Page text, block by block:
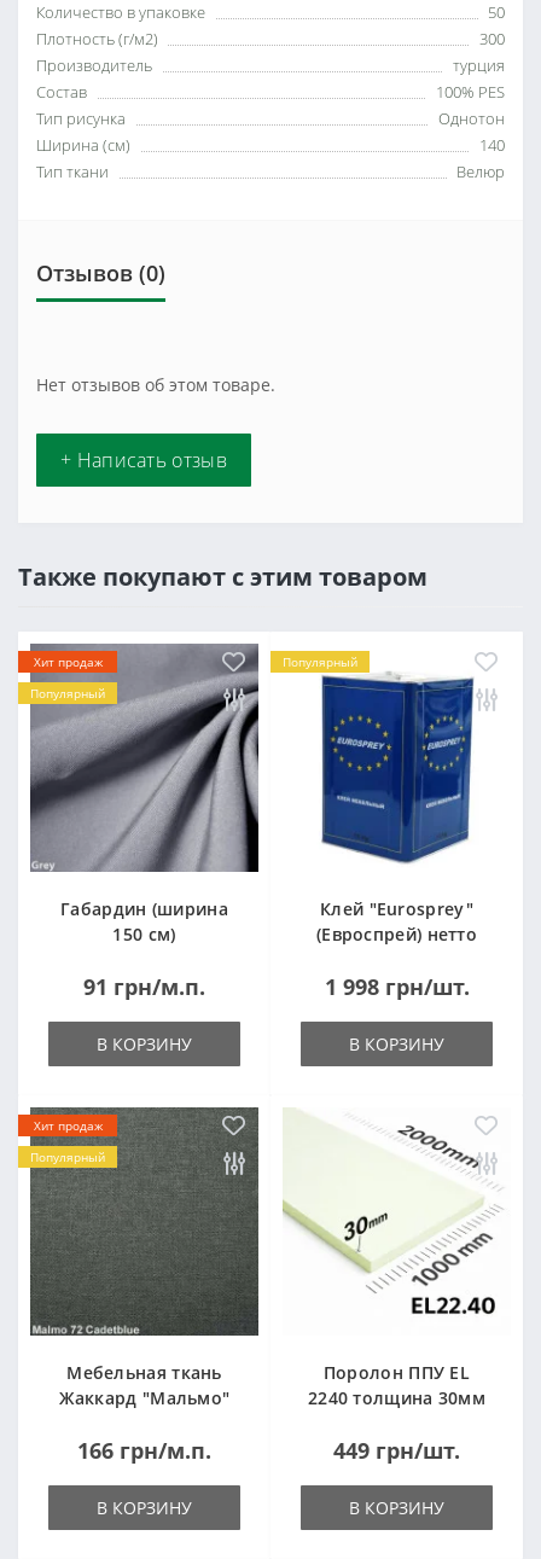
Количество в упаковке
50
Плотность (г/м2)
300
Производитель
турция
Состав
100% PES
Тип рисунка
Однотон
Ширина (см)
140
Тип ткани
Велюр
Отзывов (0)
Нет отзывов об этом товаре.
+ Написать отзыв
Также покупают с этим товаром
Хит продаж
Популярный
Габардин (ширина
150 см)
91 грн/м.п.
В КОРЗИНУ
Популярный
Клей "Eurosprey"
(Евроспрей) нетто
1 998 грн/шт.
В КОРЗИНУ
Хит продаж
Популярный
Мебельная ткань
Жаккард "Мальмо"
166 грн/м.п.
В КОРЗИНУ
Поролон ППУ EL
2240 толщина 30мм
(1000x2000мм)
449 грн/шт.
В КОРЗИНУ